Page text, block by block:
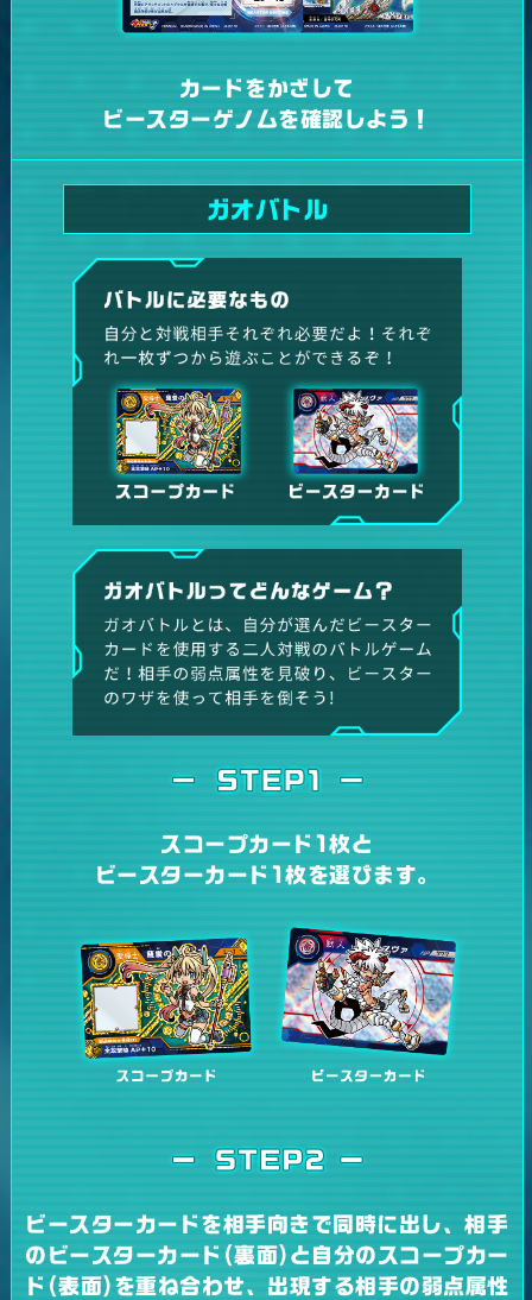
カードをかざして
ビースターゲノムを確認しよう！
ガオバトル
スコープカード1枚と
ビースターカード1枚を選びます。
ビースターカードを相手向きで同時に出し、相手
のビースターカード(裏面)と 自分のスコープカー
ド(表面)を重ね合わせ、 出現する相手の弱点属性